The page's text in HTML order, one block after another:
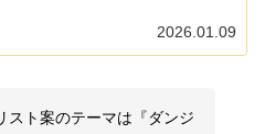
2026.01.09
スト案のテーマは『ダンジ